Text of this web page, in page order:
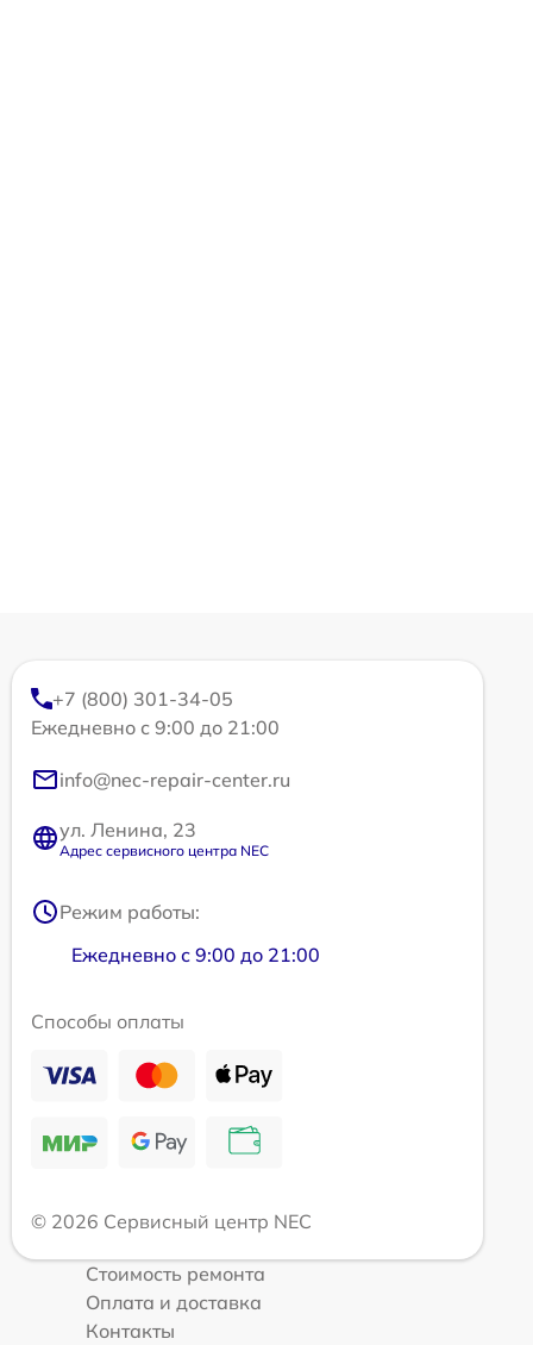
+7 (800) 301-34-05
Ежедневно с 9:00 до 21:00
info@nec-repair-center.ru
ул. Ленина, 23
Адрес сервисного центра NEC
Режим работы:
Ежедневно с 9:00 до 21:00
Способы оплаты
© 2026 Сервисный центр NEC
Стоимость ремонта
Оплата и доставка
Контакты